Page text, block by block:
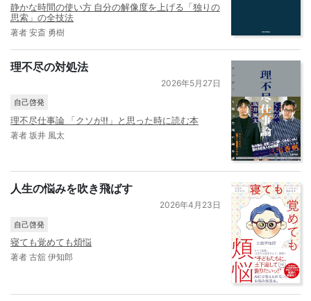
静かな時間の使い方 自分の解像度を上げる「独りの
思索」の全技法
著者 安斎 勇樹
理不尽の対処法
2026年5月27日
自己啓発
理不尽仕事論 「クソが!!」と思った時に読む本
著者 坂井 風太
人生の悩みを吹き飛ばす
2026年4月23日
自己啓発
寝ても覚めても煩悩
著者 古舘 伊知郎